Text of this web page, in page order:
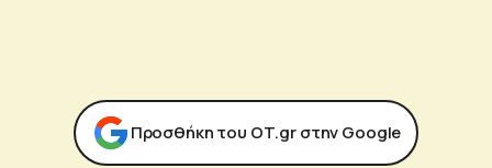
Προσθήκη του ΟΤ.gr στην Google